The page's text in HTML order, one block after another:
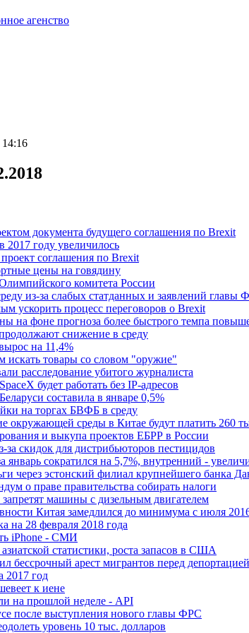
документа будущего соглашения по Brexit
2017 году увеличилось
соглашения по Brexit
цены на говядину
комитета России
из-за слабых статданных и заявлений главы
ускорить процесс переговоров о Brexit
на фоне прогноза более быстрого темпа
снижение в среду
на 11,4%
искать товары со словом "оружие"
расследование убитого журналиста
будет работать без IP-адресов
составила в январе 0,5%
на торгах БВФБ в среду
окружающей среды в Китае будут платить 260
и выкупа проектов ЕБРР в России
за скидок для дистрибьюторов пестицидов
январь сократился на 5,7%, внутренний -
через эстонский филиал крупнейшего банка
о праве правительства собирать налоги
машины с дизельным двигателем
Китая замедлился до минимума с июля
на 28 февраля 2018 года
iPhone - СМИ
статистики, роста запасов в США
арест мигрантов перед депортацией
2017 год
к иене
на прошлой неделе - API
после выступления нового главы ФРС
уровень 10 тыс. долларов